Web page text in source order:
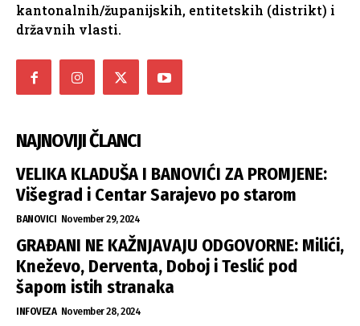
kantonalnih/županijskih, entitetskih (distrikt) i
državnih vlasti.
NAJNOVIJI ČLANCI
VELIKA KLADUŠA I BANOVIĆI ZA PROMJENE:
Višegrad i Centar Sarajevo po starom
BANOVICI November 29, 2024
GRAĐANI NE KAŽNJAVAJU ODGOVORNE: Milići,
Kneževo, Derventa, Doboj i Teslić pod
šapom istih stranaka
INFOVEZA November 28, 2024